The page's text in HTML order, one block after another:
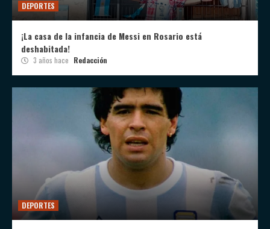
DEPORTES
¡La casa de la infancia de Messi en Rosario está
deshabitada!
3 años hace Redacción
DEPORTES